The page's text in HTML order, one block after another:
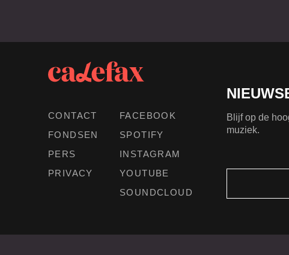
CONTACT
FONDSEN
PERS
PRIVACY
FACEBOOK
SPOTIFY
INSTAGRAM
YOUTUBE
SOUNDCLOUD
Blijf op de
muziek.